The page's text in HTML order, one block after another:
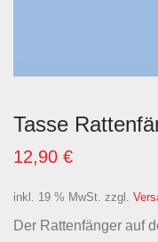
Tasse
12,90 €
inkl. 19 % MwSt. zzgl.
Der Rattenfänger auf